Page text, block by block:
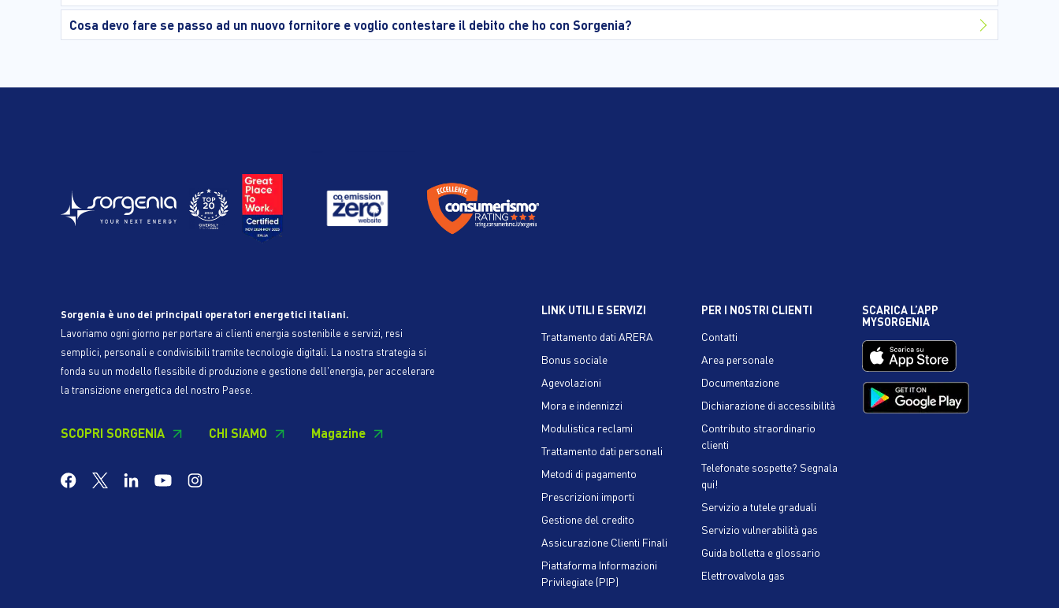
Cosa devo fare se passo ad un nuovo fornitore e voglio contestare il debito che ho con Sorgenia?
Sorgenia è uno dei principali operatori energetici italiani.
Lavoriamo ogni giorno per portare ai clienti energia sostenibile e servizi, resi
semplici, personali e condivisibili tramite tecnologie digitali. La nostra strategia si
fonda su un modello flessibile di produzione e gestione dell'energia, per accelerare
la transizione energetica del nostro Paese.
SCOPRI SORGENIA CHI SIAMO Magazine
LINK UTILI E SERVIZI
Trattamento dati ARERA
Bonus sociale
Agevolazioni
Mora e indennizzi
Modulistica reclami
Trattamento dati personali
Metodi di pagamento
Prescrizioni importi
Gestione del credito
Assicurazione Clienti Finali
Piattaforma Informazioni
Privilegiate (PIP)
PER I NOSTRI CLIENTI
Contatti
Area personale
Documentazione
Dichiarazione di accessibilità
Contributo straordinario
clienti
Telefonate sospette? Segnala
qui!
Servizio a tutele graduali
Servizio vulnerabilità gas
Guida bolletta e glossario
Elettrovalvola gas
SCARICA L’APP
MYSORGENIA